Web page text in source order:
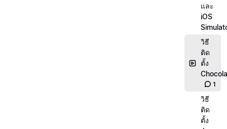
และ
iOS
วิธี
ติด
ตั้ง
1
วิธี
ติด
ตั้ง